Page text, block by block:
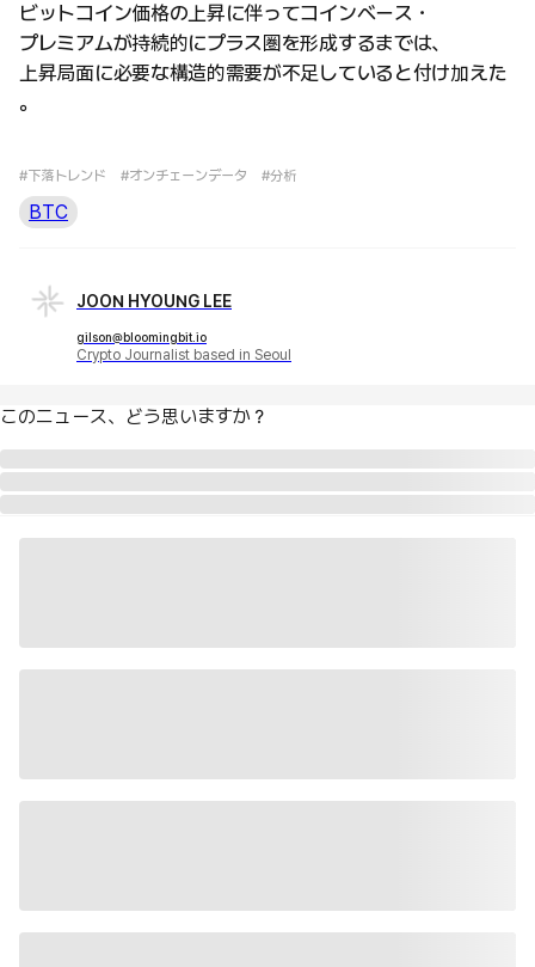
ビットコイン価格の上昇に伴ってコインベース・
プレミアムが持続的にプラス圏を形成するまでは、
上昇局面に必要な構造的需要が不足していると付け加えた
。
#下落トレンド #オンチェーンデータ #分析
BTC
JOON HYOUNG LEE
gilson@bloomingbit.io
Crypto Journalist based in Seoul
このニュース、どう思いますか？